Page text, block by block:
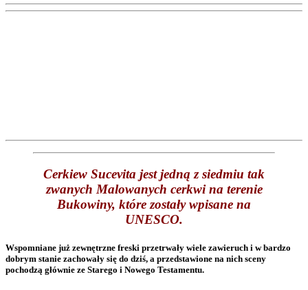
Cerkiew Sucevita jest jedną z siedmiu tak
zwanych Malowanych cerkwi na terenie
Bukowiny, które zostały wpisane na
UNESCO.
Wspomniane już zewnętrzne freski przetrwały wiele zawieruch i w bardzo
dobrym stanie zachowały się do dziś, a przedstawione na nich sceny
pochodzą głównie ze Starego i Nowego Testamentu.